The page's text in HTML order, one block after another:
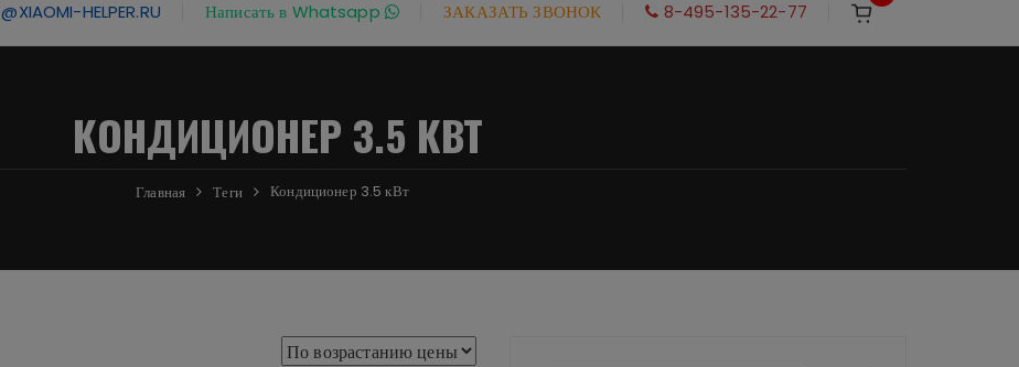
HELPER.RU Написать в Whatsapp ЗАКАЗАТЬ ЗВОНОК 8-495-135-22-77
КОНДИЦИОНЕР 3.5 КВТ
Главная Теги Кондиционер 3.5 кВт